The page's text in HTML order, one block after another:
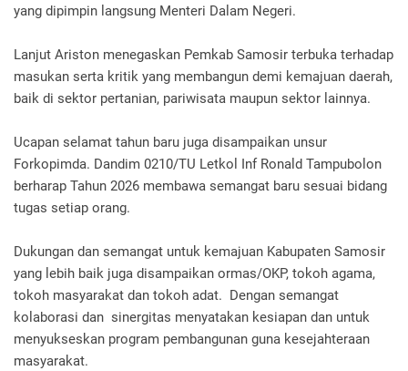
yang dipimpin langsung Menteri Dalam Negeri.
Lanjut Ariston menegaskan Pemkab Samosir terbuka terhadap
masukan serta kritik yang membangun demi kemajuan daerah,
baik di sektor pertanian, pariwisata maupun sektor lainnya.
Ucapan selamat tahun baru juga disampaikan unsur
Forkopimda. Dandim 0210/TU Letkol Inf Ronald Tampubolon
berharap Tahun 2026 membawa semangat baru sesuai bidang
tugas setiap orang.
Dukungan dan semangat untuk kemajuan Kabupaten Samosir
yang lebih baik juga disampaikan ormas/OKP, tokoh agama,
tokoh masyarakat dan tokoh adat. Dengan semangat
kolaborasi dan sinergitas menyatakan kesiapan dan untuk
menyukseskan program pembangunan guna kesejahteraan
masyarakat.